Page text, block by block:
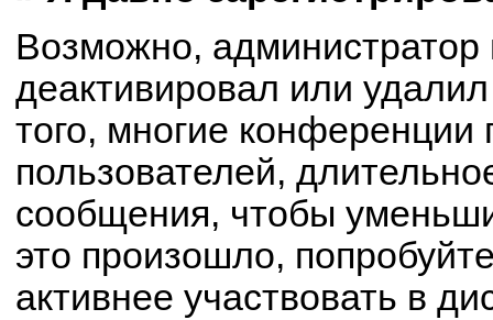
Возможно, администратор
деактивировал или
того, многие конференции
пользователей,
сообщения, чтобы
это произошло,
активнее участвовать в